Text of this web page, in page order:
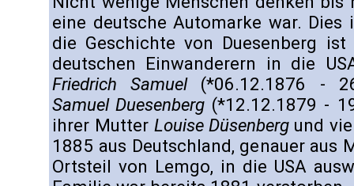
eine deutsche Automarke war.
die Geschichte von Duesenberg
deutschen Einwanderern in die
Friedrich Samuel(*06.12.1876 -
Samuel Duesenberg (*12.12.1879 -
ihrer Mutter Louise Düsenbergund
1885 aus Deutschland, genauer aus
Ortsteil von Lemgo, in die USA